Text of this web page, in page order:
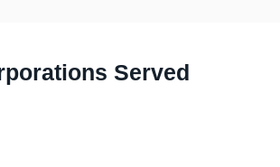
Served